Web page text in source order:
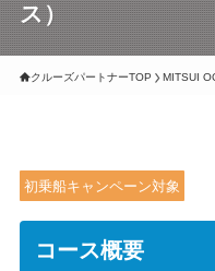
ス）
クルーズパートナーTOP MITSUI
初乗船キャンペーン対象
コース概要